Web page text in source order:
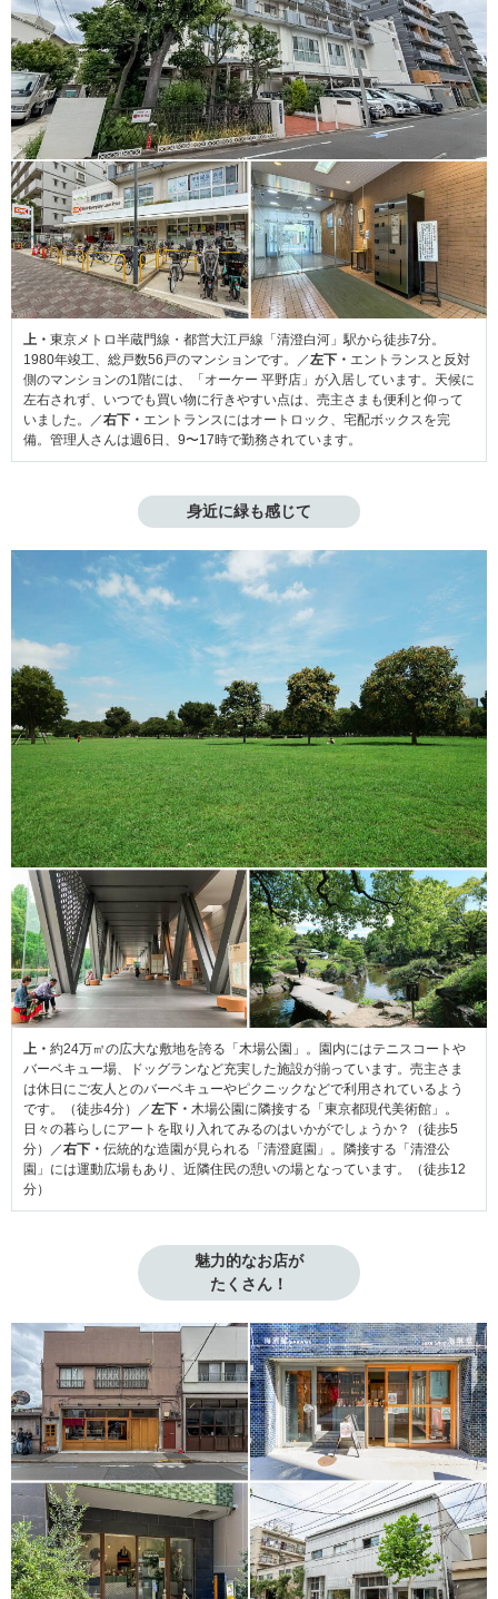
上・ 東京メトロ半蔵門線・都営大江戸線「清澄白河」駅から徒歩7分。
1980年竣工、総戸数56戸のマンションです。／左下・ エントランスと反対
側のマンションの1階には、「オーケー 平野店」が入居しています。天候に
左右されず、いつでも買い物に行きやすい点は、売主さまも便利と仰って
いました。／右下・ エントランスにはオートロック、宅配ボックスを完
備。管理人さんは週6日、9〜17時で勤務されています。
身近に緑も感じて
上・ 約24万㎡の広大な敷地を誇る「木場公園」。園内にはテニスコートや
バーベキュー場、ドッグランなど充実した施設が揃っています。売主さま
は休日にご友人とのバーベキューやピクニックなどで利用されているよう
です。（徒歩4分）／左下・ 木場公園に隣接する「東京都現代美術館」。
日々の暮らしにアートを取り入れてみるのはいかがでしょうか？（徒歩5
分）／右下・ 伝統的な造園が見られる「清澄庭園」。隣接する「清澄公
園」には運動広場もあり、近隣住民の憩いの場となっています。（徒歩12
分）
魅力的なお店が
たくさん！